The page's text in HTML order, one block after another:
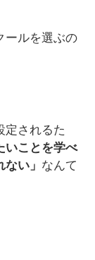
ールを選ぶの
定されるた
いことを学べ
い」 なんて